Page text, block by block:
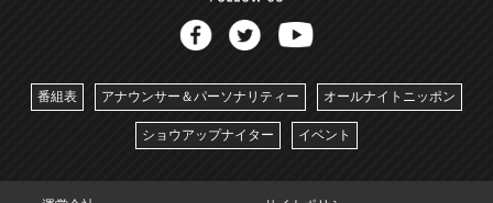
番組表 アナウンサー＆パーソナリティー オールナイトニッポン
ショウアップナイター イベント